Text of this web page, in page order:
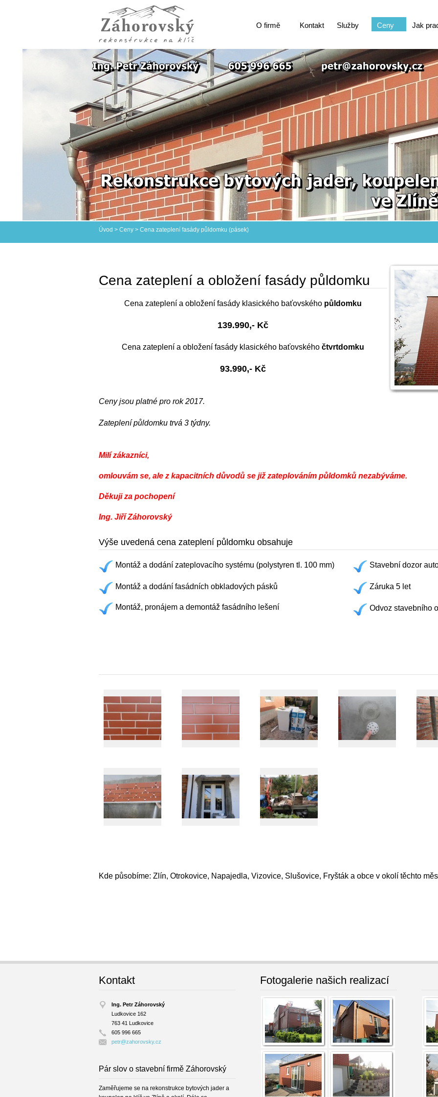
O firmě Kontakt Služby Ceny Jak
Úvod > Ceny > Cena zateplení fasády půldomku (pásek)
Cena zateplení a obložení fasády půldomku
Cena zateplení a obložení fasády klasického baťovského půldomku
139.990,- Kč
Cena zateplení a obložení fasády klasického baťovského čtvrtdomku
93.990,- Kč
Ceny jsou platné pro rok 2017.
Zateplení půldomku trvá 3 týdny.
Milí zákazníci,
omlouvám se, ale z kapacitních důvodů se již zateplováním půldomků nezabýváme.
Děkuji za pochopení
Ing. Jiří Záhorovský
Výše uvedená cena zateplení půldomku obsahuje
Montáž a dodání zateplovacího systému (polystyren tl. 100 mm)
Montáž a dodání fasádních obkladových pásků
Montáž, pronájem a demontáž fasádního lešení
Stavební dozor
Záruka 5 let
Odvoz stavebního
Kde působíme: Zlín, Otrokovice, Napajedla, Vizovice, Slušovice, Fryšták a obce v okolí těchto
Kontakt
Ing. Petr Záhorovský
Ludkovice 162
763 41 Ludkovice
605 996 665
petr@zahorovsky.cz
Pár slov o stavební firmě Záhorovský
Zaměřujeme se na rekonstrukce bytových jader a
Fotogalerie našich realizací